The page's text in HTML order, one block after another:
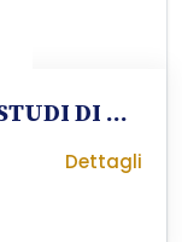
CETENA - CENTRO PER GLI STUDI DI TECNICA NAVALE S.p.A.
Dettagli